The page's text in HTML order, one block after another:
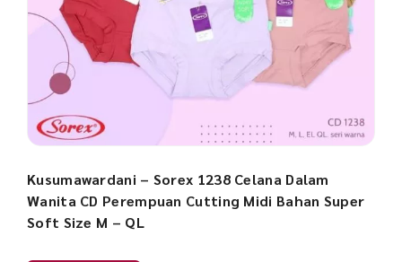
Kusumawardani – Sorex 1238 Celana Dalam
Wanita CD Perempuan Cutting Midi Bahan Super
Soft Size M – QL